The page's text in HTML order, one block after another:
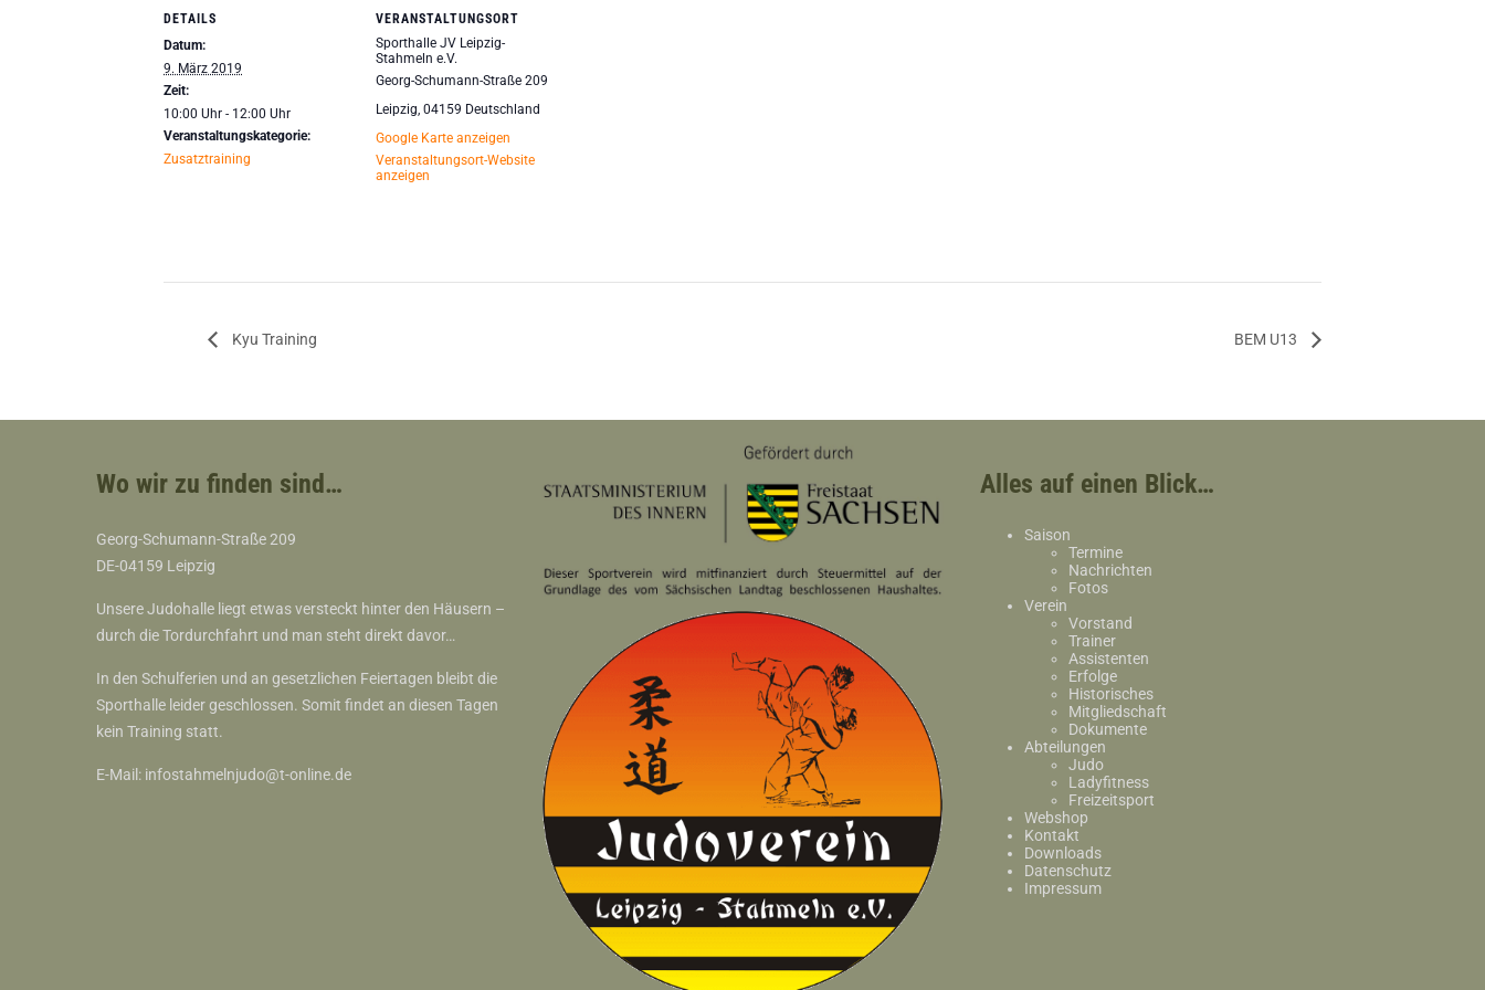
DETAILS
Datum:
9. März 2019
Zeit:
10:00 Uhr - 12:00 Uhr
Veranstaltungskategorie:
Zusatztraining
VERANSTALTUNGSORT
Sporthalle JV Leipzig-
Stahmeln e.V.
Georg-Schumann-Straße 209
Leipzig, 04159 Deutschland
Google Karte anzeigen
Veranstaltungsort-Website
anzeigen
Kyu Training BEM U13
Wo wir zu finden sind…
Georg-Schumann-Straße 209
DE-04159 Leipzig
Unsere Judohalle liegt etwas versteckt hinter den Häusern –
durch die Tordurchfahrt und man steht direkt davor…
In den Schulferien und an gesetzlichen Feiertagen bleibt die
Sporthalle leider geschlossen. Somit findet an diesen Tagen
kein Training statt.
E-Mail: infostahmelnjudo@t-online.de
Alles auf einen Blick…
Saison
Termine
Nachrichten
Fotos
Verein
Vorstand
Trainer
Assistenten
Erfolge
Historisches
Mitgliedschaft
Dokumente
Abteilungen
Judo
Ladyfitness
Freizeitsport
Webshop
Kontakt
Downloads
Datenschutz
Impressum